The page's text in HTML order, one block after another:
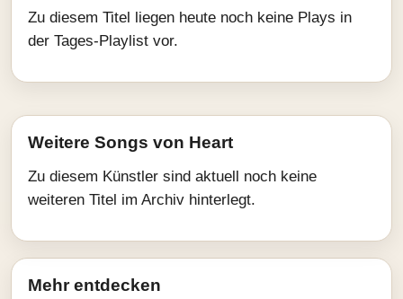
Zu diesem Titel liegen heute noch keine Plays in
der Tages-Playlist vor.
Weitere Songs von Heart
Zu diesem Künstler sind aktuell noch keine
weiteren Titel im Archiv hinterlegt.
Mehr entdecken